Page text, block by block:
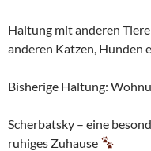
Haltung mit anderen
anderen Katzen, Hunden
Bisherige Haltung:
Scherbatsky – eine
ruhiges Zuhause